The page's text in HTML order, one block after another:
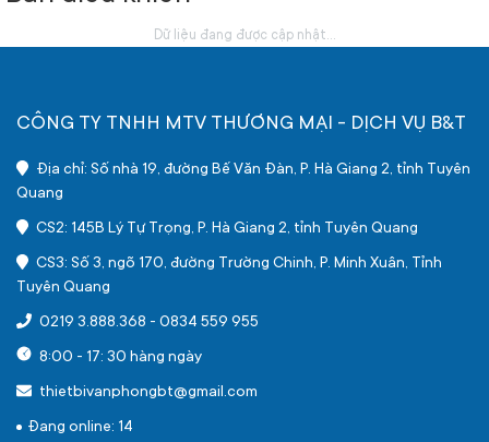
Dữ liệu đang được cập nhật...
CÔNG TY TNHH MTV THƯƠNG MẠI - DỊCH VỤ B&T
Địa chỉ: Số nhà 19, đường Bế Văn Đàn, P. Hà Giang 2, tỉnh Tuyên
Quang
CS2: 145B Lý Tự Trọng, P. Hà Giang 2, tỉnh Tuyên Quang
CS3: Số 3, ngõ 170, đường Trường Chinh, P. Minh Xuân, Tỉnh
Tuyên Quang
0219 3.888.368 - 0834 559 955
8:00 - 17: 30 hàng ngày
thietbivanphongbt@gmail.com
Đang online: 14